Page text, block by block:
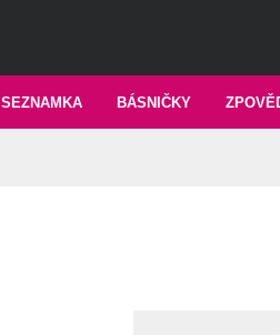
BÁSNIČKY
SEZNAMKA